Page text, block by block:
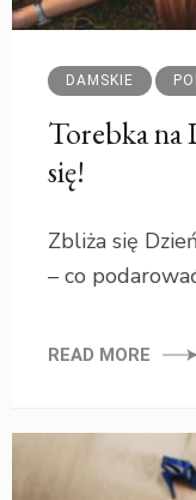
DAMSKIE
Torebka na
się!
Zbliża się
– co
READ MORE